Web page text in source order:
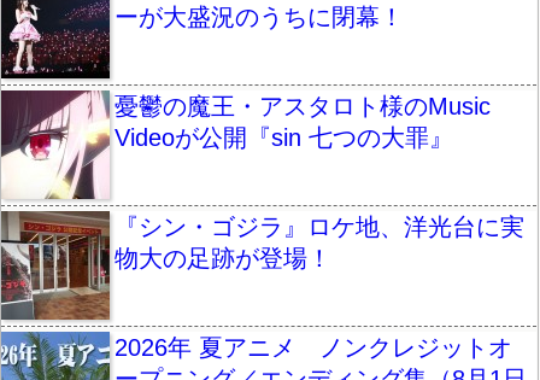
ーが大盛況のうちに閉幕！
憂鬱の魔王・アスタロト様のMusic
Videoが公開『sin 七つの大罪』
『シン・ゴジラ』ロケ地、洋光台に実
物大の足跡が登場！
2026年 夏アニメ ノンクレジットオ